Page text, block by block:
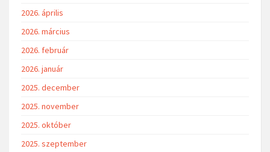
2026. április
2026. március
2026. február
2026. január
2025. december
2025. november
2025. október
2025. szeptember